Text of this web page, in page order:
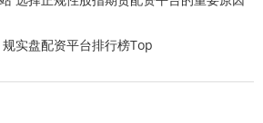
实盘配资平台排行榜Top